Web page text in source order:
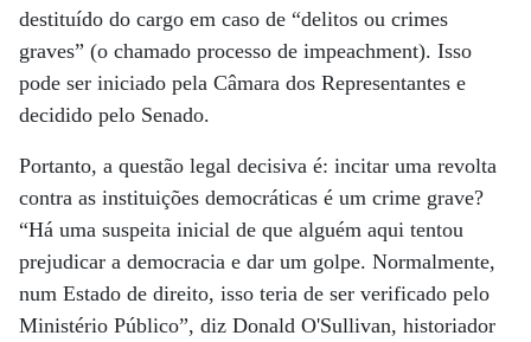
destituído do cargo em caso de “delitos ou crimes
graves” (o chamado processo de impeachment). Isso
pode ser iniciado pela Câmara dos Representantes e
decidido pelo Senado.
Portanto, a questão legal decisiva é: incitar uma revolta
contra as instituições democráticas é um crime grave?
“Há uma suspeita inicial de que alguém aqui tentou
prejudicar a democracia e dar um golpe. Normalmente,
num Estado de direito, isso teria de ser verificado pelo
Ministério Público”, diz Donald O'Sullivan, historiador